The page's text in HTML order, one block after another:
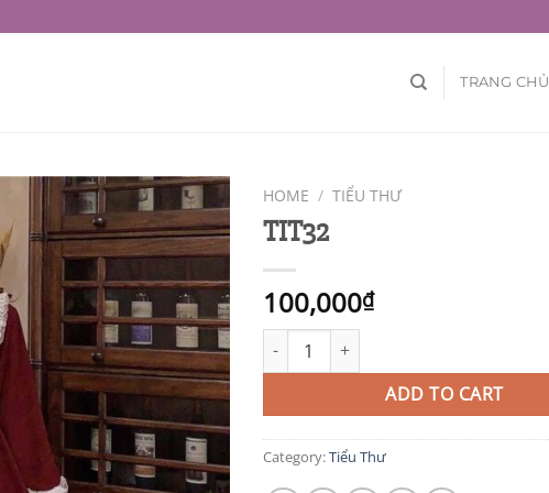
TRANG CHỦ
HOME / TIỂU THƯ
TIT32
100,000₫
TIT32 quantity
ADD TO CART
Category:Tiểu Thư